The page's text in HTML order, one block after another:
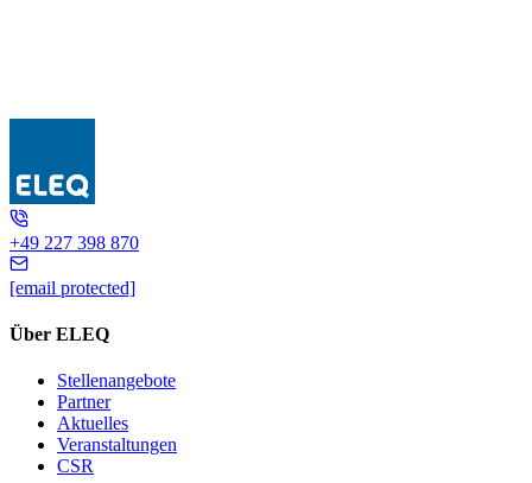
GSA 500
+49 227 398 870
[email protected]
Über ELEQ
Stellenangebote
Partner
Aktuelles
Veranstaltungen
CSR